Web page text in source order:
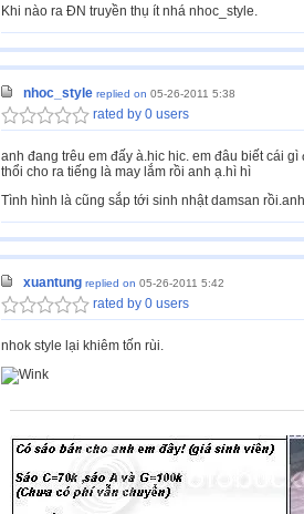
Khi nào ra ĐN truyền thụ ít nhá nhoc_style.
nhoc_style replied on 05-26-2011 5:38
rated by 0 users
anh đang trêu em đấy à.hic hic. em đâu biết cái
thổi cho ra tiếng là may lắm rồi anh ạ.hì hì
Tình hình là cũng sắp tới sinh nhật damsan
xuantung replied on 05-26-2011 5:42
rated by 0 users
nhok style lại khiêm tốn rùi.